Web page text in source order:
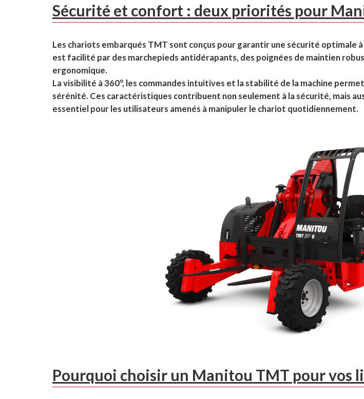
Sécurité et confort : deux priorités pour
Les chariots embarqués TMT sont conçus pour garantir une sécurité optimale à
est facilité par des marchepieds antidérapants, des poignées de maintien
ergonomique.
La visibilité à 360°, les commandes intuitives et la stabilité de la machine
sérénité. Ces caractéristiques contribuent non seulement à la sécurité, mais
essentiel pour les utilisateurs amenés à manipuler le chariot quotidiennement.
Pourquoi choisir un Manitou TMT pour vos